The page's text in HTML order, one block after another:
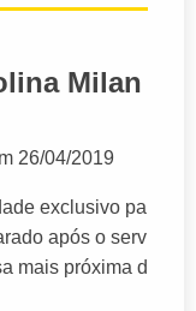
Milan
26/04/2019
exclusivo pa
após o serv
mais próxima d